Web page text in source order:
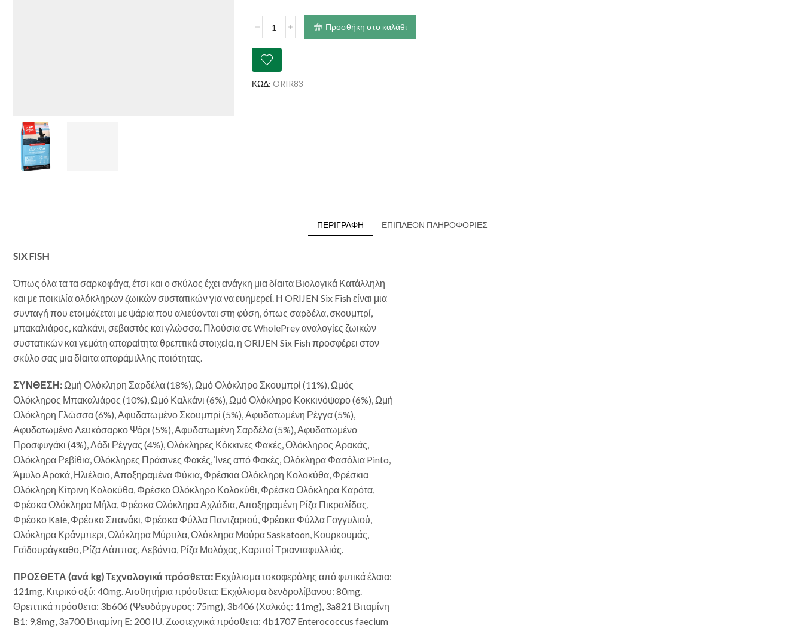
ποσότητα
Προσθήκη στο καλάθι
ΚΩΔ: ORIR83
ΠΕΡΙΓΡΑΦΉ ΕΠΙΠΛΈΟΝ ΠΛΗΡΟΦΟΡΊΕΣ
SIX FISH
Όπως όλα τα τα σαρκοφάγα, έτσι και ο σκύλος έχει ανάγκη μια δίαιτα Βιολογικά Κατάλληλη
και με ποικιλία ολόκληρων ζωικών συστατικών για να ευημερεί. Η ORIJEN Six Fish είναι μια
συνταγή που ετοιμάζεται με ψάρια που αλιεύονται στη φύση, όπως σαρδέλα, σκουμπρί,
μπακαλιάρος, καλκάνι, σεβαστός και γλώσσα. Πλούσια σε WholePrey αναλογίες ζωικών
συστατικών και γεμάτη απαραίτητα θρεπτικά στοιχεία, η ORIJEN Six Fish προσφέρει στον
σκύλο σας μια δίαιτα απαράμιλλης ποιότητας.
ΣΥΝΘΕΣΗ: Ωμή Ολόκληρη Σαρδέλα (18%), Ωμό Ολόκληρο Σκουμπρί (11%), Ωμός
Ολόκληρος Μπακαλιάρος (10%), Ωμό Καλκάνι (6%), Ωμό Ολόκληρο Κοκκινόψαρο (6%), Ωμή
Ολόκληρη Γλώσσα (6%), Αφυδατωμένο Σκουμπρί (5%), Αφυδατωμένη Ρέγγα (5%),
Αφυδατωμένο Λευκόσαρκο Ψάρι (5%), Αφυδατωμένη Σαρδέλα (5%), Αφυδατωμένο
Προσφυγάκι (4%), Λάδι Ρέγγας (4%), Ολόκληρες Κόκκινες Φακές, Ολόκληρος Αρακάς,
Ολόκληρα Ρεβίθια, Ολόκληρες Πράσινες Φακές, Ίνες από Φακές, Ολόκληρα Φασόλια Pinto,
Άμυλο Αρακά, Ηλιέλαιο, Αποξηραμένα Φύκια, Φρέσκια Ολόκληρη Κολοκύθα, Φρέσκια
Ολόκληρη Κίτρινη Κολοκύθα, Φρέσκο Ολόκληρο Κολοκύθι, Φρέσκα Ολόκληρα Καρότα,
Φρέσκα Ολόκληρα Μήλα, Φρέσκα Ολόκληρα Αχλάδια, Αποξηραμένη Ρίζα Πικραλίδας,
Φρέσκο Kale, Φρέσκο Σπανάκι, Φρέσκα Φύλλα Παντζαριού, Φρέσκα Φύλλα Γογγυλιού,
Ολόκληρα Κράνμπερι, Ολόκληρα Μύρτιλα, Ολόκληρα Μούρα Saskatoon, Κουρκουμάς,
Γαϊδουράγκαθο, Ρίζα Λάππας, Λεβάντα, Ρίζα Μολόχας, Καρποί Τριανταφυλλιάς.
ΠΡΟΣΘΕΤΑ (ανά kg) Τεχνολογικά πρόσθετα: Εκχύλισμα τοκοφερόλης από φυτικά έλαια:
121mg, Κιτρικό οξύ: 40mg. Αισθητήρια πρόσθετα: Εκχύλισμα δενδρολίβανου: 80mg.
Θρεπτικά πρόσθετα: 3b606 (Ψευδάργυρος: 75mg), 3b406 (Χαλκός: 11mg), 3a821 Βιταμίνη
B1: 9,8mg, 3a700 Βιταμίνη E: 200 IU. Ζωοτεχνικά πρόσθετα: 4b1707 Enterococcus faecium